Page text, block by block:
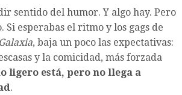
sentido del humor. Y algo hay. Pero
Si esperabas el ritmo y los gags de
, baja un poco las expectativas:
y la comicidad, más forzada
ligero está, pero no llega a
.